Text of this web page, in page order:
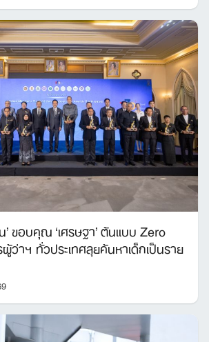
ขอบคุณ ‘เศรษฐา’ ต้นแบบ Zero
ว่าฯ ทั่วประเทศลุยค้นหาเด็กเป็นราย